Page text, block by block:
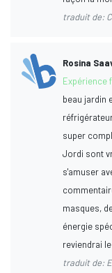
traduit de:
Rosina
Expérience
beau jardin
super
Jordi sont
s'amuser
masques,
énergie
reviendrai
traduit de: